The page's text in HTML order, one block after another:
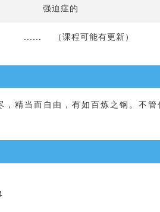
强迫症的
（课程可能有更新）
， 精当 而自由，有如百炼之钢。不管